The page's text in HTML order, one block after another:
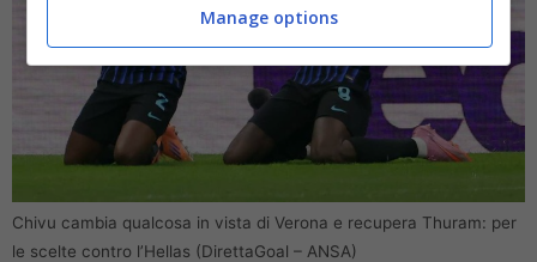
Chivu cambia qualcosa in vista di Verona e recupera Thuram: per
le scelte contro l’Hellas (DirettaGoal – ANSA)
Manage options